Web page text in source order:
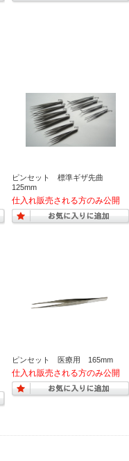
ピンセット 標準ギザ先曲
125mm
ピンセット 医療用 165mm